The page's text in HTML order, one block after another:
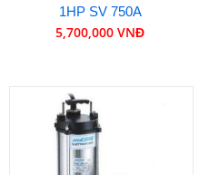
1HP SV 750A
5,700,000 VNĐ